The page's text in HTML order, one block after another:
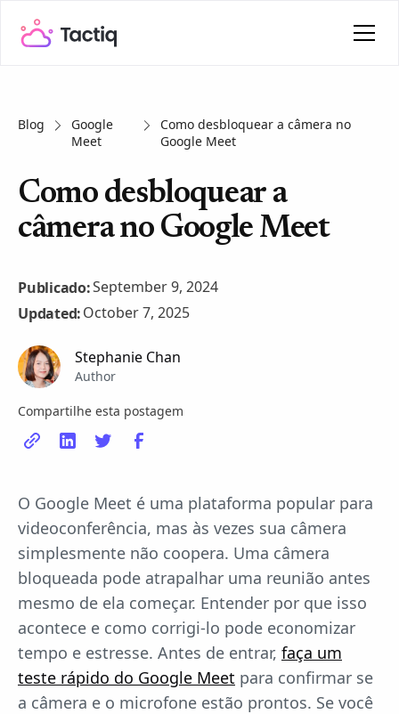
Blog
Google
Meet
Como desbloquear a câmera no
Google Meet
Como desbloquear a
câmera no Google Meet
Publicado:September 9, 2024
Updated:October 7, 2025
Stephanie Chan
Author
Compartilhe esta postagem
O Google Meet é uma plataforma popular para
videoconferência, mas às vezes sua câmera
simplesmente não coopera. Uma câmera
bloqueada pode atrapalhar uma reunião antes
mesmo de ela começar. Entender por que isso
acontece e como corrigi-lo pode economizar
tempo e estresse. Antes de entrar, faça um
teste rápido do Google Meet para confirmar se
a câmera e o microfone estão prontos. Se você